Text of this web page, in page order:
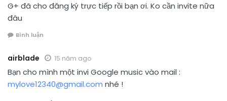
G+ đã cho đăng ký trực tiếp rồi bạn ơi. Ko cần invite nữa
đâu
Bình luận
airblade 15 năm ago
Bạn cho mình một invi Google music vào mail :
mylove12340@gmail.com nhé !